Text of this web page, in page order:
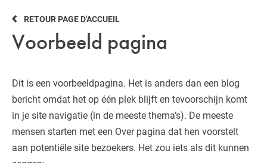
RETOUR PAGE D'ACCUEIL
Voorbeeld pagina
Dit is een voorbeeldpagina. Het is anders dan een blog
bericht omdat het op één plek blijft en tevoorschijn komt
in je site navigatie (in de meeste thema’s). De meeste
mensen starten met een Over pagina dat hen voorstelt
aan potentiële site bezoekers. Het zou iets als dit kunnen